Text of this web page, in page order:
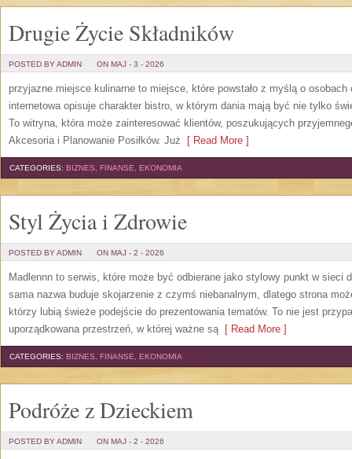
Drugie Życie Składników
POSTED BY ADMIN ON MAJ - 3 - 2026
przyjazne miejsce kulinarne to miejsce, które powstało z myślą o
internetowa opisuje charakter bistro, w którym dania mają być nie tylko
To witryna, która może zainteresować klientów, poszukujących
Akcesoria i Planowanie Posiłków. Już [ Read More ]
CATEGORIES: BIZNES, FINANSE, EKONOMIA
Styl Życia i Zdrowie
POSTED BY ADMIN ON MAJ - 2 - 2026
Madlennn to serwis, które może być odbierane jako stylowy punkt w sieci
sama nazwa buduje skojarzenie z czymś niebanalnym, dlatego strona
którzy lubią świeże podejście do prezentowania tematów. To nie jest
uporządkowana przestrzeń, w której ważne są[ Read More ]
CATEGORIES: BIZNES, FINANSE, EKONOMIA
Podróże z Dzieckiem
POSTED BY ADMIN ON MAJ - 2 - 2026